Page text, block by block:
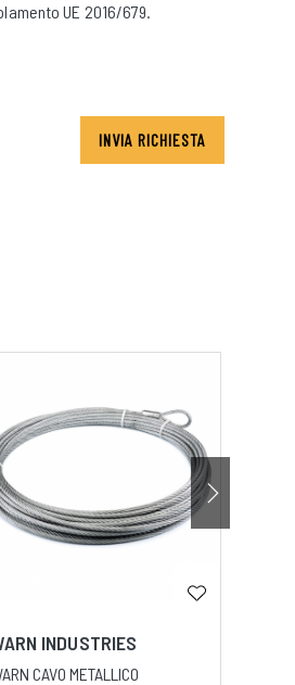
UE 2016/679.
INVIA RICHIESTA
INDUSTRIES
CAVO METALLICO